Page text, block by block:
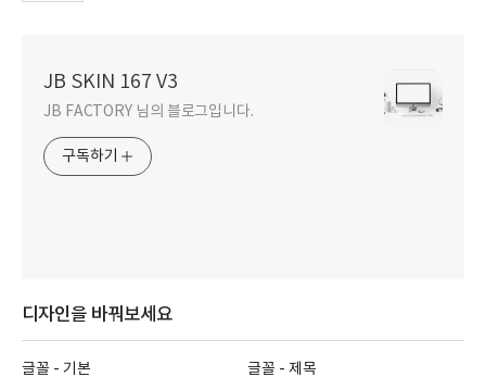
JB SKIN 167 V3
JB FACTORY 님의 블로그입니다.
구독하기
디자인을 바꿔보세요
글꼴 - 기본 글꼴 - 제목